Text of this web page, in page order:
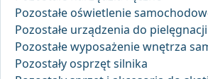
Pozostałe oświetlenie
Pozostałe urządzenia do pielęgnacji
Pozostałe wyposażenie wnętrza
Pozostały osprzęt silnika